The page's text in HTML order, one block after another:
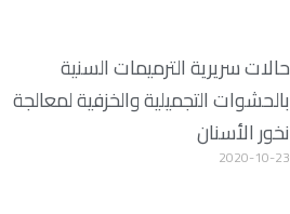
حالات سريرية الترميمات السنية
بالحشوات التجميلية والخزفية لمعالجة
نخور الأسنان
2020-10-23